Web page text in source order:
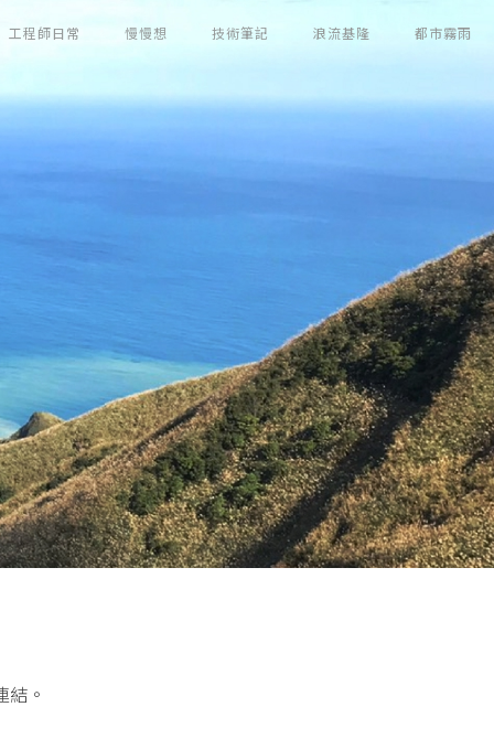
工程師日常 慢慢想 技術筆記 浪流基隆 都市霧雨
。